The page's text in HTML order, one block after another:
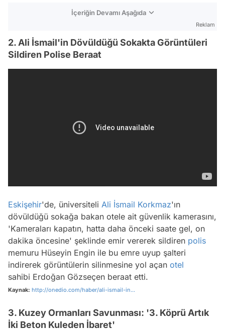
İçeriğin Devamı Aşağıda
Reklam
2. Ali İsmail'in Dövüldüğü Sokakta Görüntüleri
Sildiren Polise Beraat
Eskişehir'de, üniversiteli Ali İsmail Korkmaz'ın
dövüldüğü sokağa bakan otele ait güvenlik kamerasını,
'Kameraları kapatın, hatta daha önceki saate gel, on
dakika öncesine' şeklinde emir vererek sildiren polis
memuru Hüseyin Engin ile bu emre uyup şalteri
indirerek görüntülerin silinmesine yol açan otel
sahibi Erdoğan Gözseçen beraat etti.
Kaynak: http://onedio.com/haber/ali-ismail-in...
3. Kuzey Ormanları Savunması: '3. Köprü Artık
İki Beton Kuleden İbaret'